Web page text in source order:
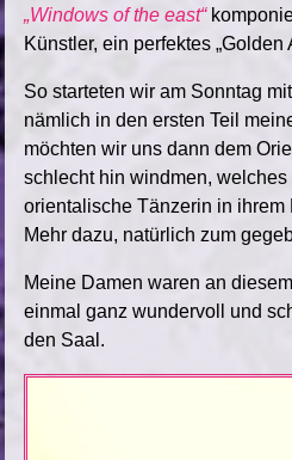
„Windows of the east“
Künstler, ein perfektes „Golden
So starteten wir am Sonntag
nämlich in den ersten Teil
möchten wir uns dann dem
schlecht hin windmen,
orientalische Tänzerin in ihrem
Mehr dazu, natürlich zum
Meine Damen waren an
einmal ganz wundervoll und
den Saal.